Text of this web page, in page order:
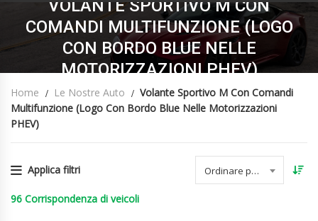
VOLANTE SPORTIVO M CON
COMANDI MULTIFUNZIONE (LOGO
CON BORDO BLUE NELLE
MOTORIZZAZIONI PHEV)
Home Le Nostre Auto
Volante Sportivo M Con Comandi
Multifunzione (logo Con Bordo Blue Nelle Motorizzazioni
PHEV)
Applica filtri Ordinare per data
96 Corrispondenza di veicoli